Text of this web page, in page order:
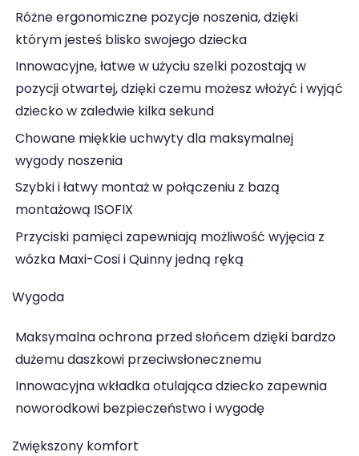
Różne ergonomiczne pozycje noszenia, dzięki
którym jesteś blisko swojego dziecka
Innowacyjne, łatwe w użyciu szelki pozostają w
pozycji otwartej, dzięki czemu możesz włożyć i wyjąć
dziecko w zaledwie kilka sekund
Chowane miękkie uchwyty dla maksymalnej
wygody noszenia
Szybki i łatwy montaż w połączeniu z bazą
montażową ISOFIX
Przyciski pamięci zapewniają możliwość wyjęcia z
wózka Maxi-Cosi i Quinny jedną ręką
Wygoda
Maksymalna ochrona przed słońcem dzięki bardzo
dużemu daszkowi przeciwsłonecznemu
Innowacyjna wkładka otulająca dziecko zapewnia
noworodkowi bezpieczeństwo i wygodę
Zwiększony komfort